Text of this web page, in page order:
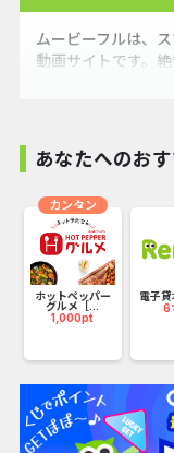
ムービーフルは、
動画サイトです。
などの新作から旧
あなたへのお
ホットペッパー
グルメ［...
1,000pt
カンタン
電子
6